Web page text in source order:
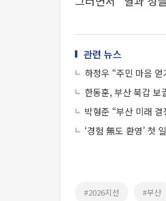
관련 뉴스
하정우 “주민 마음
한동훈, 부산 북갑 보
박형준 “부산 미래
‘경험 無도 환영’ 첫
#2026지선 #부산